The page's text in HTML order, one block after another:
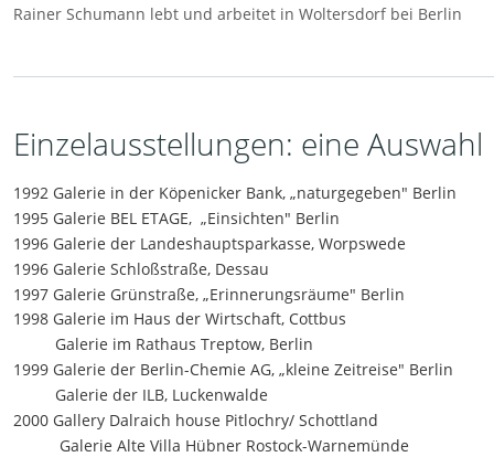
Rainer Schumann lebt und arbeitet in Woltersdorf bei Berlin
Einzelausstellungen: eine Auswahl
1992 Galerie in der Köpenicker Bank, „naturgegeben" Berlin
1995 Galerie BEL ETAGE,  „Einsichten" Berlin
1996 Galerie der Landeshauptsparkasse, Worpswede
1996 Galerie Schloßstraße, Dessau
1997 Galerie Grünstraße, „Erinnerungsräume" Berlin
1998 Galerie im Haus der Wirtschaft, Cottbus
Galerie im Rathaus Treptow, Berlin
1999 Galerie der Berlin-Chemie AG, „kleine Zeitreise" Berlin
Galerie der ILB, Luckenwalde
2000 Gallery Dalraich house Pitlochry/ Schottland
Galerie Alte Villa Hübner Rostock-Warnemünde